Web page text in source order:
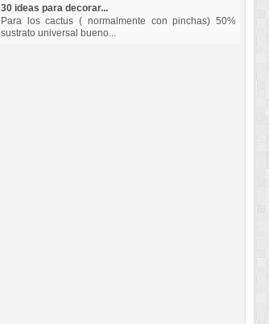
30 ideas para decorar...
Para los cactus ( normalmente con pinchas) 50%
sustrato universal bueno...